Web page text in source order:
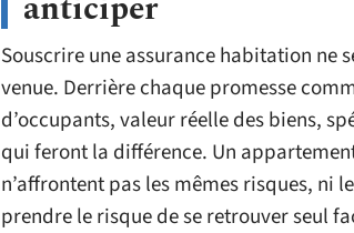
Souscrire une assurance habitation ne
venue. Derrière chaque promesse
d’occupants, valeur réelle des biens,
qui feront la différence. Un
n’affrontent pas les mêmes risques, ni
prendre le risque de se retrouver seul